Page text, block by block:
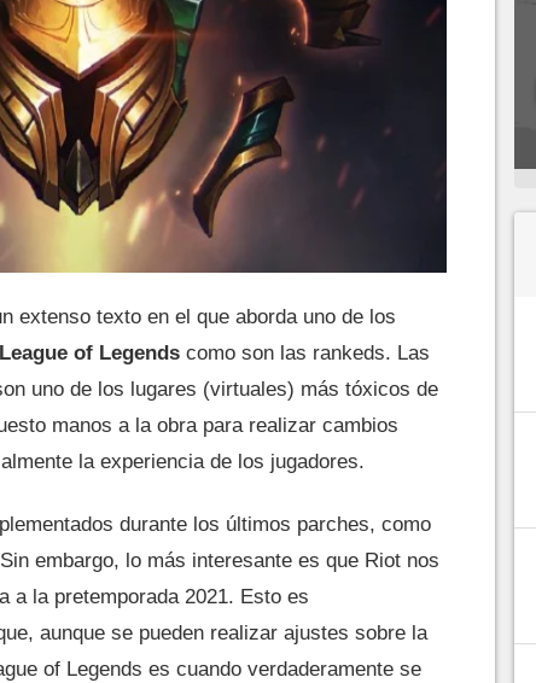
extenso texto en el que aborda uno de los
of Legends como son las rankeds. Las
uno de los lugares (virtuales) más tóxicos de
manos a la obra para realizar cambios
la experiencia de los jugadores.
durante los últimos parches, como
embargo, lo más interesante es que Riot nos
a la pretemporada 2021. Esto es
aunque se pueden realizar ajustes sobre la
of Legends es cuando verdaderamente se